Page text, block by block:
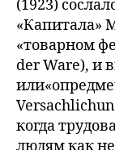
(1923)
«Капитала»
«товарном
der Ware), и
когда
людям как